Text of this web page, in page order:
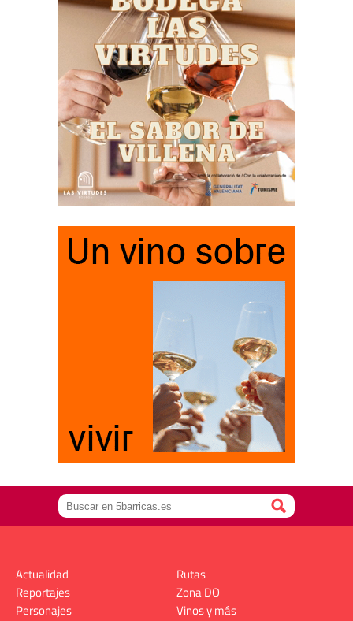
Actualidad
Reportajes
Personajes
Rutas
Zona DO
Vinos y más